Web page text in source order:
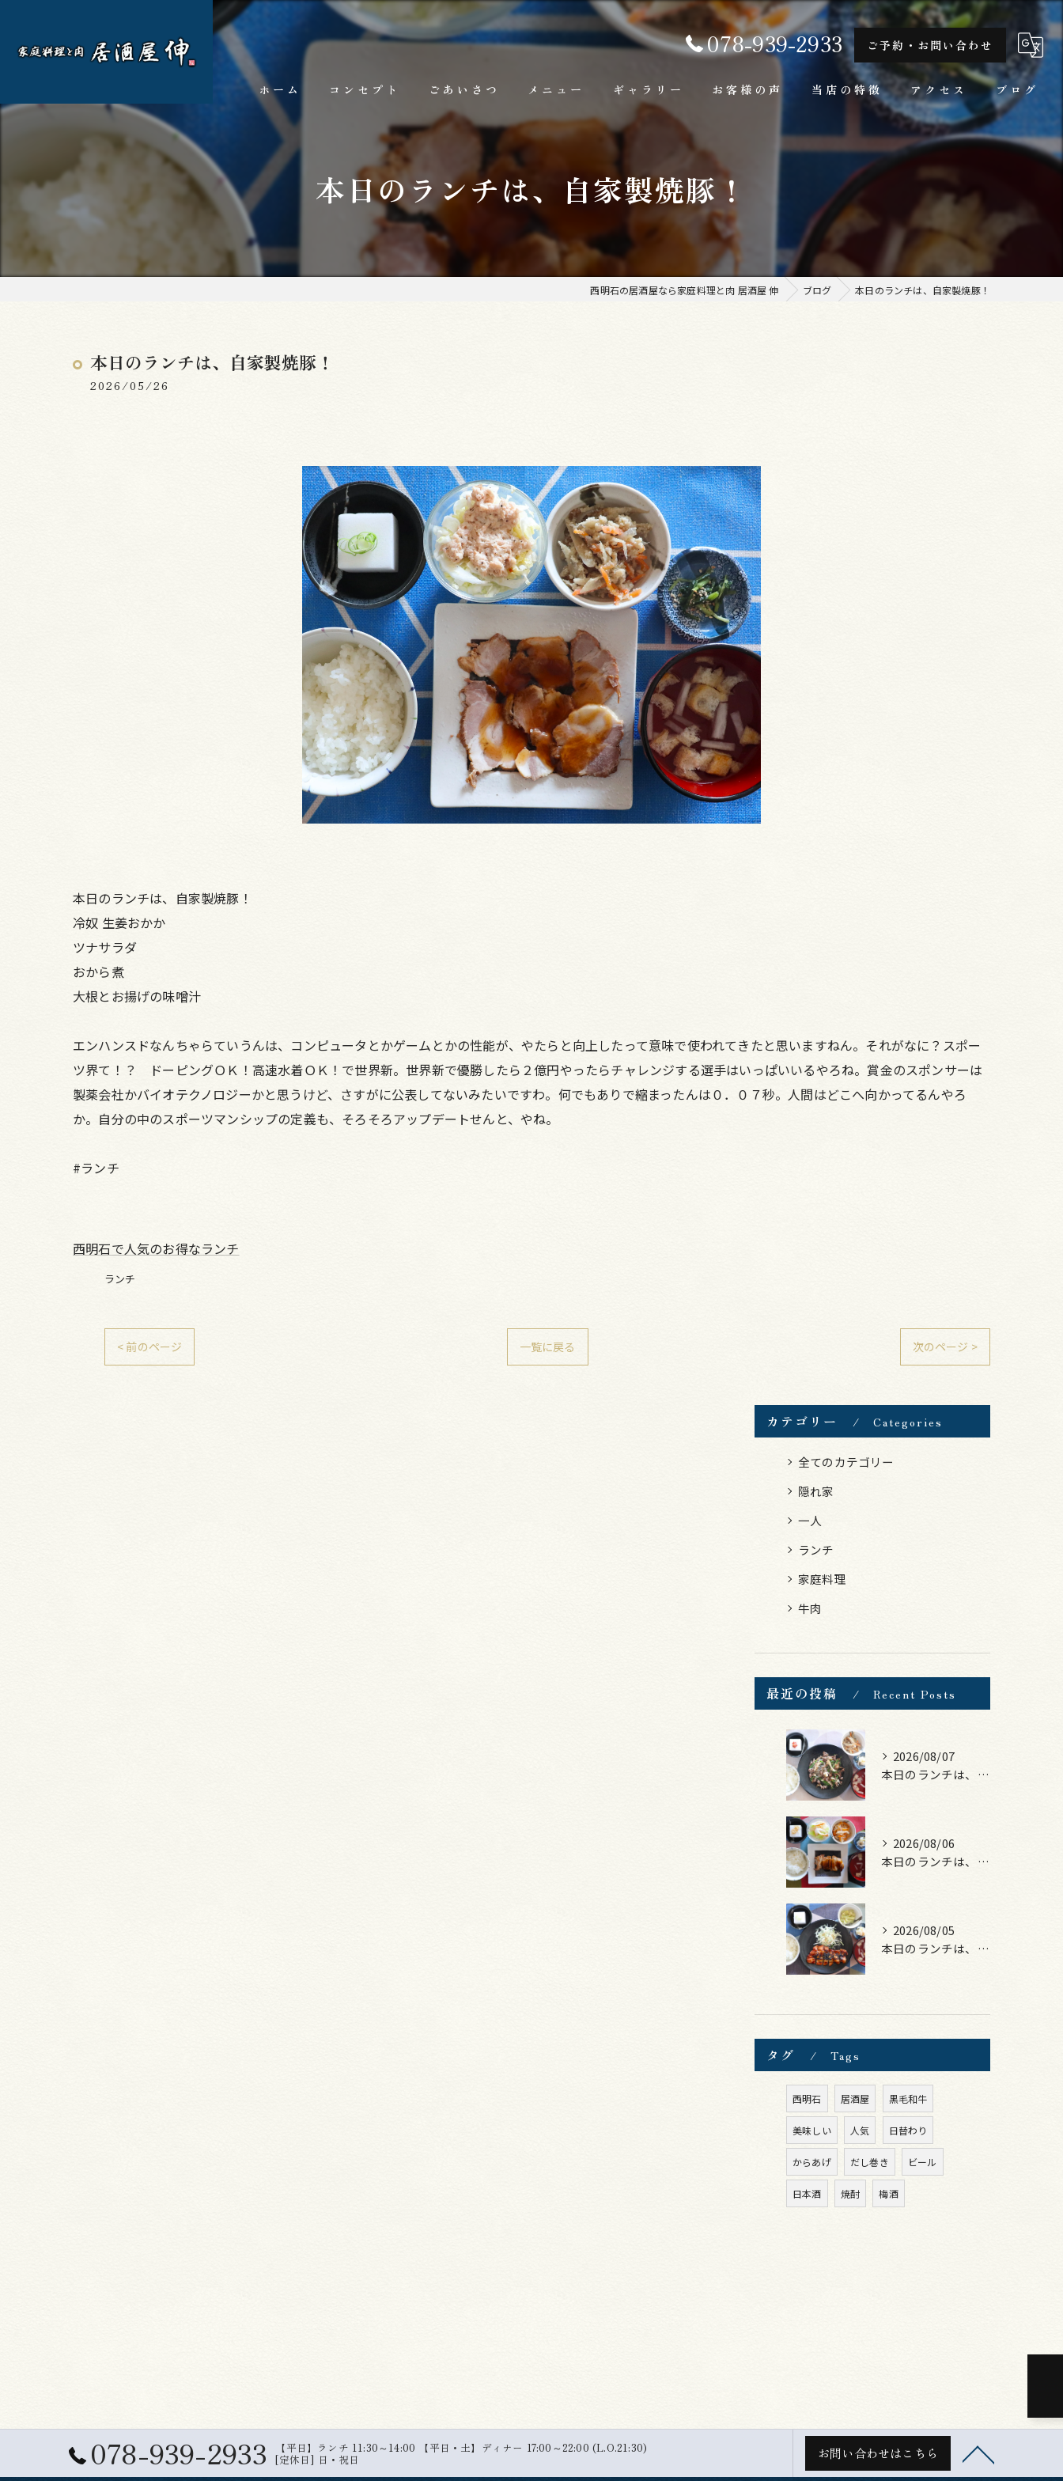
078-939-2933 ご予約・お問い合わせ
ホーム コンセプト ごあいさつ メニュー
お料理
ギャラリー お客様の声 当店の特徴
隠れ家
一人
ランチ
家庭料理
アクセス ブログ
本日のランチは、自家製焼豚！
西明石の居酒屋なら家庭料理と肉 居酒屋 伸 ブログ 本日のランチは、自家製焼豚！
本日のランチは、自家製焼豚！
2026/05/26
本日のランチは、自家製焼豚！
冷奴 生姜おかか
ツナサラダ
おから煮
大根とお揚げの味噌汁
エンハンスドなんちゃらていうんは、コンピュータとかゲームとかの性能が、やたらと向上したって意味で使われてきたと思いますねん。それがなに？スポー
ツ界て！？ ドーピングＯＫ！高速水着ＯＫ！で世界新。世界新で優勝したら２億円やったらチャレンジする選手はいっぱいいるやろね。賞金のスポンサーは
製薬会社かバイオテクノロジーかと思うけど、さすがに公表してないみたいですわ。何でもありで縮まったんは０．０７秒。人間はどこへ向かってるんやろ
か。自分の中のスポーツマンシップの定義も、そろそろアップデートせんと、やね。
#ランチ
西明石で人気のお得なランチ
ランチ
< 前のページ 一覧に戻る 次のページ >
カテゴリー Categories
全てのカテゴリー
隠れ家
一人
ランチ
家庭料理
牛肉
最近の投稿 Recent Posts
2026/08/07
本日のランチは、黒毛和牛のチャプチェ！
2026/08/06
本日のランチは、照焼きチキン！
2026/08/05
本日のランチは、ロース豚カツ梅はさみ！
タグ Tags
西明石 居酒屋 黒毛和牛
美味しい 人気 日替わり
からあげ だし巻き ビール
日本酒 焼酎 梅酒
078-939-2933 【平日】ランチ 11:30～14:00 【平日・土】ディナー 17:00～22:00 (L.O.21:30)
[定休日] 日・祝日 お問い合わせはこちら